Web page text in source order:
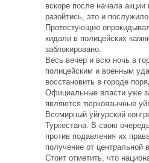
вскоре после начала
разойтись, это и
Протестующие
кидали в полицейских
заблокировано.
Весь вечер и всю ночь в
полицейским и военным
восстановить в городе
Официальные власти уже
являются тюркоязычные
Всемирный уйгурский
Туркестана. В свою
против подавления их
получение от
Стоит отметить, что